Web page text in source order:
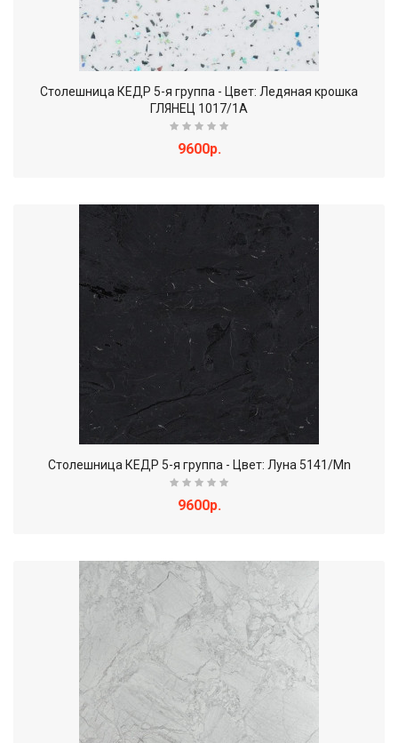
Столешница КЕДР 5-я группа - Цвет: Ледяная крошка
ГЛЯНЕЦ 1017/1А
9600р.
Столешница КЕДР 5-я группа - Цвет: Луна 5141/Mn
9600р.